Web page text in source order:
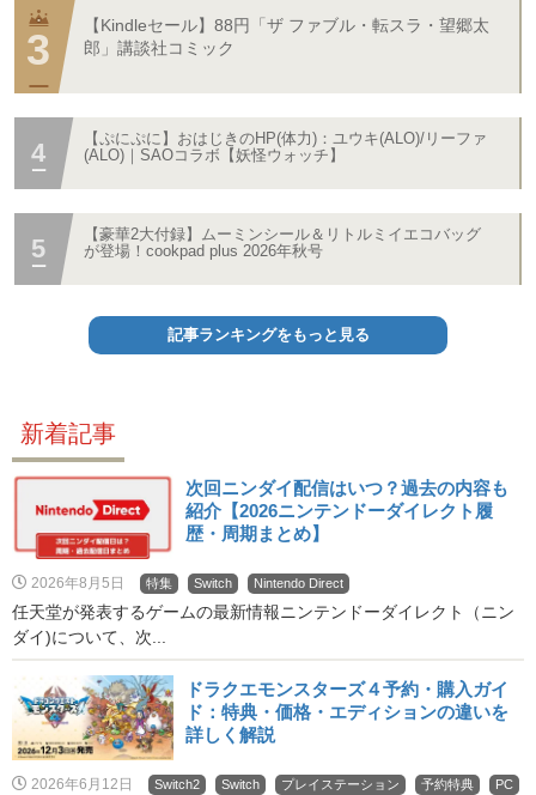
【Kindleセール】88円「ザ ファブル・転スラ・望郷太
郎」講談社コミック
【ぷにぷに】おはじきのHP(体力)：ユウキ(ALO)/リーファ
(ALO)｜SAOコラボ【妖怪ウォッチ】
【豪華2大付録】ムーミンシール＆リトルミイエコバッグ
が登場！cookpad plus 2026年秋号
記事ランキングをもっと見る
新着記事
次回ニンダイ配信はいつ？過去の内容も
紹介【2026ニンテンドーダイレクト履
歴・周期まとめ】
2026年8月5日 特集 Switch Nintendo Direct
任天堂が発表するゲームの最新情報ニンテンドーダイレクト（ニン
ダイ)について、次...
ドラクエモンスターズ４予約・購入ガイ
ド：特典・価格・エディションの違いを
詳しく解説
2026年6月12日 Switch2 Switch プレイステーション 予約特典 PC